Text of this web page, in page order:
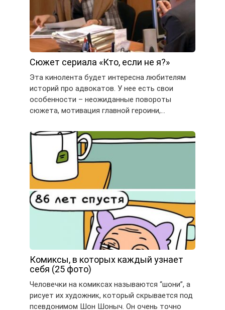
Сюжет сериала «Кто, если не я?»
Эта кинолента будет интересна любителям
историй про адвокатов. У нее есть свои
особенности – неожиданные повороты
сюжета, мотивация главной героини,…
Комиксы, в которых каждый узнает
себя (25 фото)
Человечки на комиксах называются “шони”, а
рисует их художник, который скрывается под
псевдонимом Шон Шоныч. Он очень точно